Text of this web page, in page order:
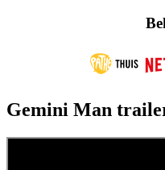
Gemini Man